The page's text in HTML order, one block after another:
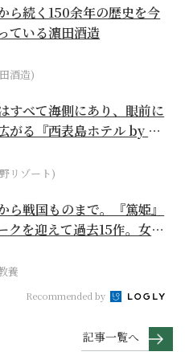
ら続く150余年の歴史を今
ている濵田酒造
酒造)
すべて海側にあり、眼前に
がる『西表島ホテル by 星
リゾート)
ら戦国ものまで。『篤姫』
クを迎えて過去15作。女性
養
Recommended by
記事一覧へ